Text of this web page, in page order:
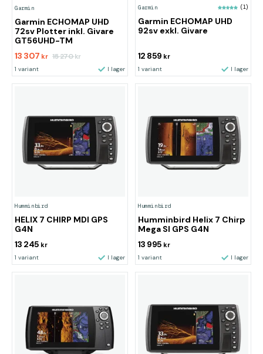
Garmin
Garmin ECHOMAP UHD
72sv Plotter inkl. Givare
GT56UHD-TM
13 307 kr 15 270kr
1 variant I lager
Garmin (1)
Garmin ECHOMAP UHD
92sv exkl. Givare
12 859 kr
1 variant I lager
Humminbird
HELIX 7 CHIRP MDI GPS
G4N
13 245 kr
1 variant I lager
Humminbird
Humminbird Helix 7 Chirp
Mega SI GPS G4N
13 995 kr
1 variant I lager